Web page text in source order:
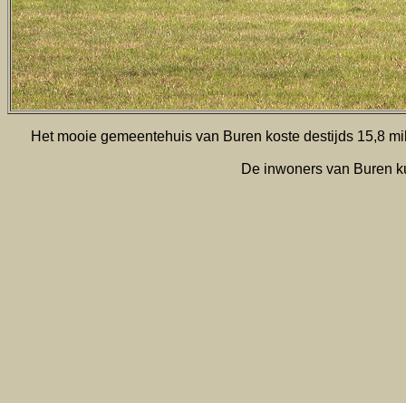
Het mooie gemeentehuis van Buren koste destijds 15,8
De inwoners van Buren